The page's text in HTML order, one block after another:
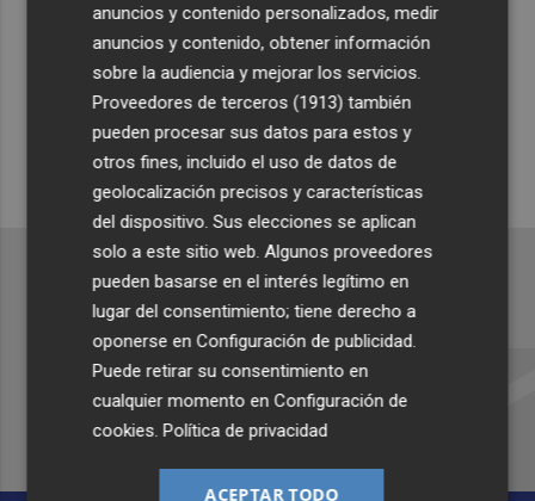
Suscríbete al canal de
Whatsapp
Siempre al día de las últimas noticias
¡Quiero suscribirme!
Recibe toda la actualidad de
Plaza Podcast en tu correo
Quiero suscribirme
anuncios y contenido personalizados, medir
anuncios y contenido, obtener información
sobre la audiencia y mejorar los servicios.
Proveedores de terceros (1913) también
pueden procesar sus datos para estos y
otros fines, incluido el uso de datos de
geolocalización precisos y características
del dispositivo. Sus elecciones se aplican
solo a este sitio web. Algunos proveedores
pueden basarse en el interés legítimo en
lugar del consentimiento; tiene derecho a
oponerse enConfiguración de publicidad
Puede retirar su consentimiento en
cualquier momento enConfiguración de
cookies .Política de privacidad
ACEPTAR TODO